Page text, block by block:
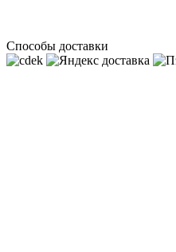
Способы доставки